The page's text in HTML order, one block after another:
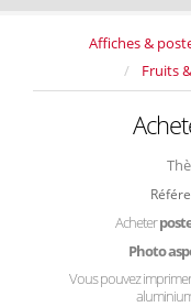
Affiches &
Fruits
Acheter
Photo
Vous pouvez